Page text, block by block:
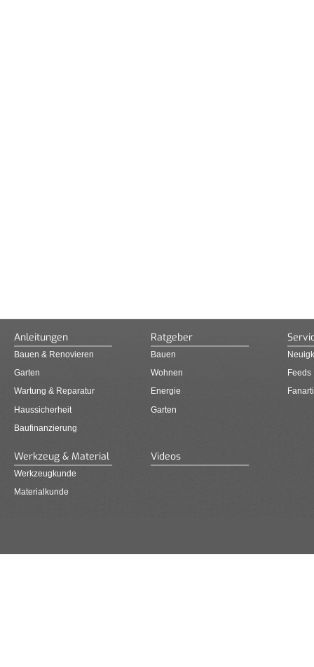
Anleitungen
Bauen & Renovieren
Garten
Wartung & Reparatur
Haussicherheit
Baufinanzierung
Ratgeber
Bauen
Wohnen
Energie
Garten
Feeds
Werkzeug & Material
Werkzeugkunde
Materialkunde
Videos